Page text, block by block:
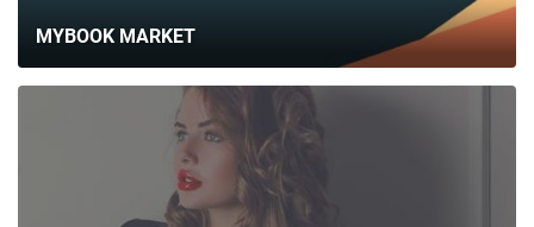
MYBOOK MARKET